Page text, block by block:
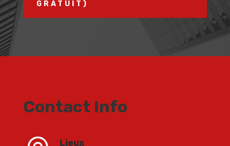
GRATUIT)
Contact Info
Lieux